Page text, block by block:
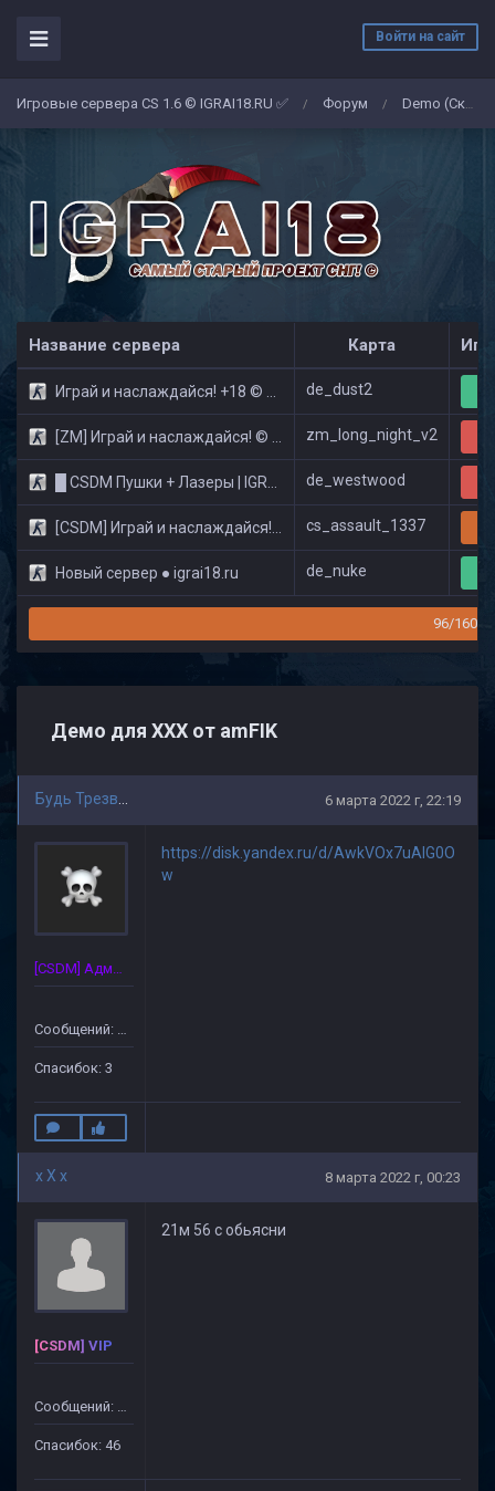
Войти на сайт
Игровые сервера CS 1.6 © IGRAI18.RU ✅ / Форум / Demo (Скриншоты)
Название сервера Карта
Играй и наслаждайся! +18 © Public de_dust2
[ZM] Играй и наслаждайся! © Zombie Show zm_long_night_v2
█ CSDM Пушки + Лазеры | IGRAI18.RU ツ █ de_westwood
[CSDM] Играй и наслаждайся! © Classic cs_assault_1337
Новый сервер ● igrai18.ru de_nuke
96/160
Демо для ХХХ от amFIK
6 марта 2022 г, 22:19
[CSDM] Администратор
Сообщений: 39
Спасибок: 3
https://disk.yandex.ru/d/AwkVOx7uAlG0O
w
x X x 8 марта 2022 г, 00:23
[CSDM] VIP
Сообщений: 499
Спасибок: 46
21м 56 с обьясни